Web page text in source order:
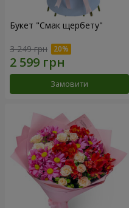
Букет "Смак щербету"
3 249 грн
Замовити